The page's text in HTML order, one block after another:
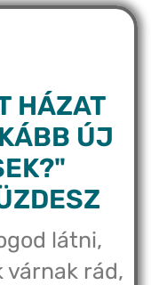
HÁZAT
ÚJ
látni,
várnak rád,